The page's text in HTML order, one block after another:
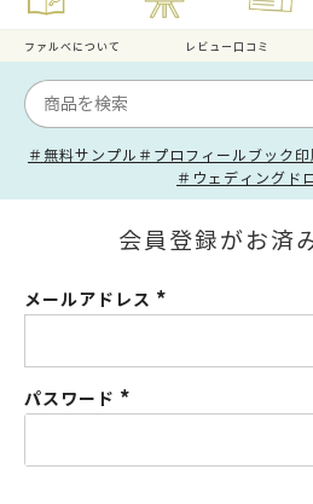
ファルべについて レビュー口コミ
＃無料サンプル ＃プロフィールブック印
＃ウェディングド
会員登録がお済
メールアドレス
パスワード